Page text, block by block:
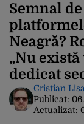
Semnal
Neagră?
„Nu
dedicat
Cristian
Publicat:
Actualizat: